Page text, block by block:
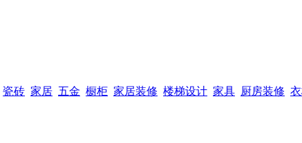
瓷砖 家居 五金 橱柜 家居装修 楼梯设计 家具 厨房装修